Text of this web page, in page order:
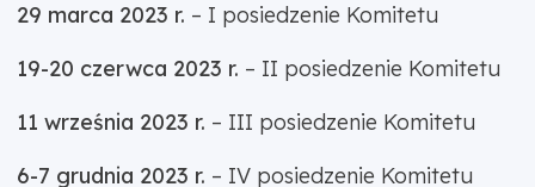
29 marca 2023 r. – I posiedzenie Komitetu
19-20 czerwca 2023 r. – II posiedzenie Komitetu
11 września 2023 r. – III posiedzenie Komitetu
6-7 grudnia 2023 r. – IV posiedzenie Komitetu